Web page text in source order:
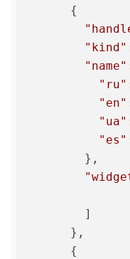
      {
"kind"
"name"
"ru"
"en"
"ua"
"es"
        },
        ]
      },
      {